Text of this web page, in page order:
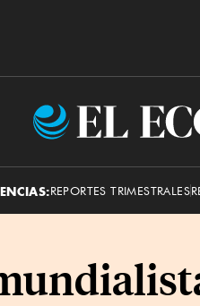
REPORTES TRIMESTRALES